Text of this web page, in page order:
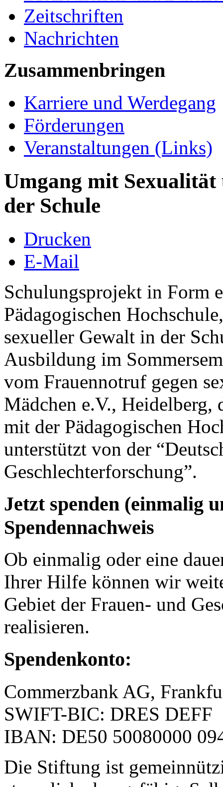
Zeitschriften
Nachrichten
Zusammenbringen
Karriere und Werdegang
Förderungen
Veranstaltungen (Links)
Umgang mit
der Schule
Drucken
E-Mail
Schulungsprojekt in Form
Pädagogischen
sexueller Gewalt in der
Ausbildung im
vom Frauennotruf gegen
Mädchen e.V.,
mit der Pädagogischen
unterstützt von der
Geschlechterforschung”.
Jetzt spenden (einmalig
Spendennachweis
Ob einmalig oder eine
Ihrer Hilfe können wir
Gebiet der Frauen- und
realisieren.
Spendenkonto:
Commerzbank AG,
SWIFT-BIC: DRES DEFF
IBAN: DE50 50080000
Die Stiftung ist